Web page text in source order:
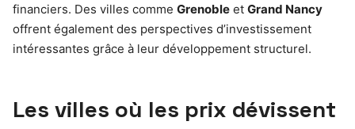
financiers. Des villes comme Grenoble et Grand Nancy
offrent également des perspectives d’investissement
intéressantes grâce à leur développement structurel.
Les villes où les prix dévissent